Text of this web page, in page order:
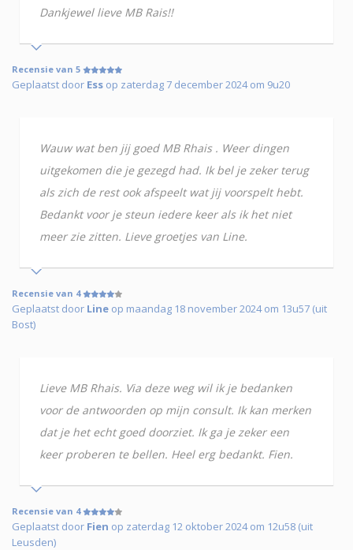
Dankjewel lieve MB Rais!!
Recensie van 5
Geplaatst door Ess op zaterdag 7 december 2024 om 9u20
Wauw wat ben jij goed MB Rhais . Weer dingen
uitgekomen die je gezegd had. Ik bel je zeker terug
als zich de rest ook afspeelt wat jij voorspelt hebt.
Bedankt voor je steun iedere keer als ik het niet
meer zie zitten. Lieve groetjes van Line.
Recensie van 4
Geplaatst door Line op maandag 18 november 2024 om 13u57 (uit
Bost)
Lieve MB Rhais. Via deze weg wil ik je bedanken
voor de antwoorden op mijn consult. Ik kan merken
dat je het echt goed doorziet. Ik ga je zeker een
keer proberen te bellen. Heel erg bedankt. Fien.
Recensie van 4
Geplaatst door Fien op zaterdag 12 oktober 2024 om 12u58 (uit
Leusden)